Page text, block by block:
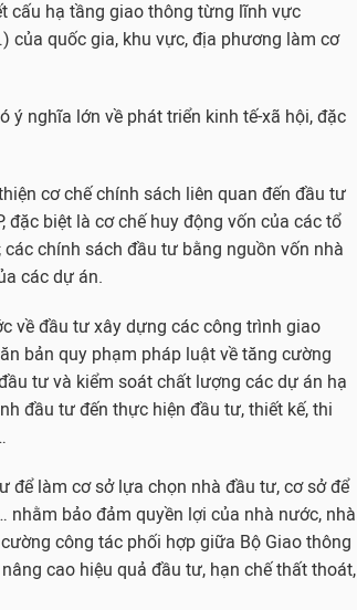
cấu hạ tầng giao thông từng lĩnh vực
của quốc gia, khu vực, địa phương làm cơ
ý nghĩa lớn về phát triển kinh tế-xã hội, đặc
cơ chế chính sách liên quan đến đầu tư
đặc biệt là cơ chế huy động vốn của các tổ
chính sách đầu tư bằng nguồn vốn nhà
các dự án.
về đầu tư xây dựng các công trình giao
bản quy phạm pháp luật về tăng cường
tư và kiểm soát chất lượng các dự án hạ
đầu tư đến thực hiện đầu tư, thiết kế, thi
để làm cơ sở lựa chọn nhà đầu tư, cơ sở để
bảo đảm quyền lợi của nhà nước, nhà
công tác phối hợp giữa Bộ Giao thông
cao hiệu quả đầu tư, hạn chế thất thoát,